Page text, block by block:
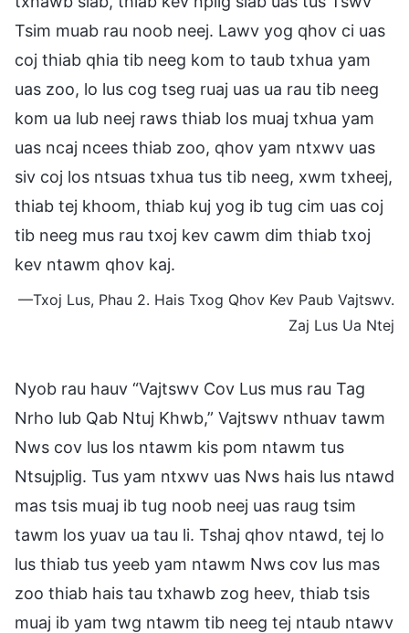
Tsim muab rau noob neej. Lawv yog qhov ci uas
coj thiab qhia tib neeg kom to taub txhua yam
uas zoo, lo lus cog tseg ruaj uas ua rau tib neeg
kom ua lub neej raws thiab los muaj txhua yam
uas ncaj ncees thiab zoo, qhov yam ntxwv uas
siv coj los ntsuas txhua tus tib neeg, xwm txheej,
thiab tej khoom, thiab kuj yog ib tug cim uas coj
tib neeg mus rau txoj kev cawm dim thiab txoj
kev ntawm qhov kaj.
—Txoj Lus, Phau 2. Hais Txog Qhov Kev Paub Vajtswv.
Zaj Lus Ua Ntej
Nyob rau hauv “Vajtswv Cov Lus mus rau Tag
Nrho lub Qab Ntuj Khwb,” Vajtswv nthuav tawm
Nws cov lus los ntawm kis pom ntawm tus
Ntsujplig. Tus yam ntxwv uas Nws hais lus ntawd
mas tsis muaj ib tug noob neej uas raug tsim
tawm los yuav ua tau li. Tshaj qhov ntawd, tej lo
lus thiab tus yeeb yam ntawm Nws cov lus mas
zoo thiab hais tau txhawb zog heev, thiab tsis
muaj ib yam twg ntawm tib neeg tej ntaub ntawv